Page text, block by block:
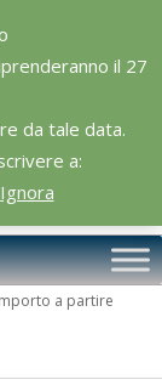
il 27
da tale data.
a:
Ignora
a partire